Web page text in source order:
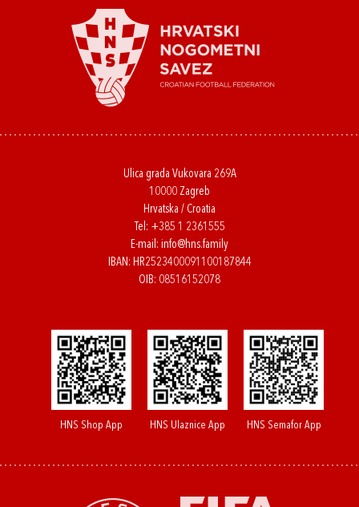
Ulica grada Vukovara 269A
10000 Zagreb
Hrvatska / Croatia
Tel: +385 1 2361555
E-mail: info@hns.family
IBAN: HR2523400091100187844
OIB: 08516152078
HNS Shop App HNS Ulaznice App HNS Semafor App